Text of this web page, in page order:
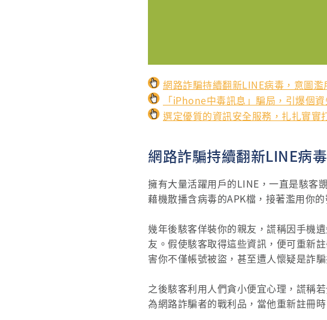
網路詐騙持續翻新LINE病毒，意圖
「iPhone中毒訊息」騙局，引爆個
選定優質的資訊安全服務，扎扎實
網路詐騙持續翻新LINE病
擁有大量活躍用戶的LINE，一直是駭客
藉機散播含病毒的APK檔，接著濫用你
幾年後駭客佯裝你的親友，謊稱因手機
友。假使駭客取得這些資訊，便可重新
害你不僅帳號被盜，甚至遭人懷疑是詐
之後駭客利用人們貪小便宜心理，謊稱
為網路詐騙者的戰利品，當他重新註冊